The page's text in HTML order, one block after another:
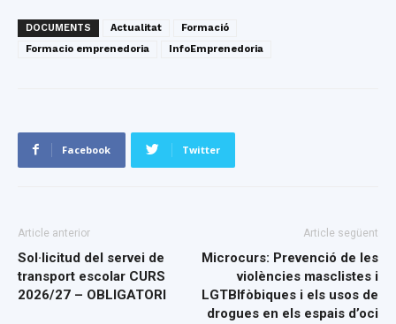
DOCUMENTS Actualitat
Formació
Formacio emprenedoria
InfoEmprenedoria
Facebook Twitter
Article anterior
Sol·licitud del servei de
transport escolar CURS
2026/27 – OBLIGATORI
Article següent
Microcurs: Prevenció de les
violències masclistes i
LGTBIfòbiques i els usos de
drogues en els espais d’oci